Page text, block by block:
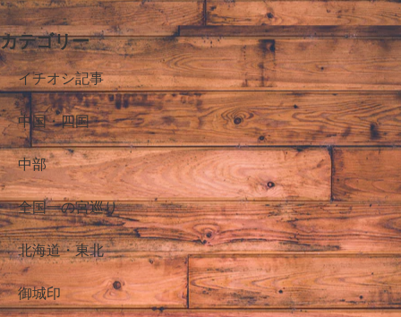
カテゴリー
イチオシ記事
中国・四国
中部
全国一の宮巡り
北海道・東北
御城印